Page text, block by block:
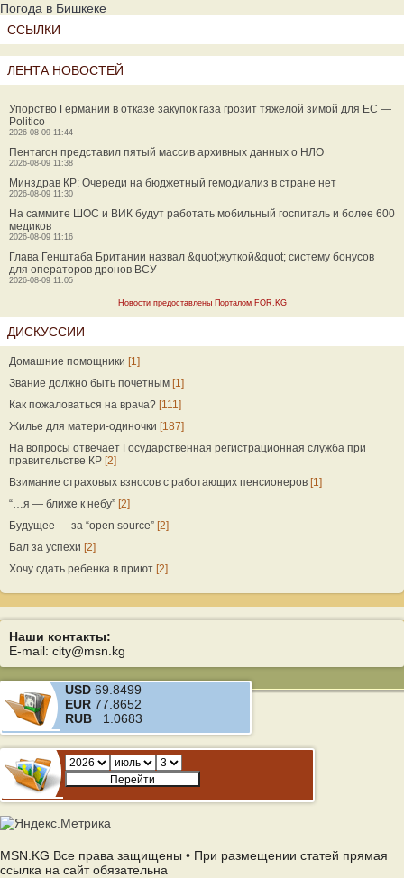
Погода в Бишкеке
ССЫЛКИ
ЛЕНТА НОВОСТЕЙ
Упорство Германии в отказе закупок газа грозит тяжелой зимой для ЕС —
Politico
2026-08-09 11:44
Пентагон представил пятый массив архивных данных о НЛО
2026-08-09 11:38
Минздрав КР: Очереди на бюджетный гемодиализ в стране нет
2026-08-09 11:30
На саммите ШОС и ВИК будут работать мобильный госпиталь и более 600
медиков
2026-08-09 11:16
Глава Генштаба Британии назвал &quot;жуткой&quot; систему бонусов
для операторов дронов ВСУ
2026-08-09 11:05
Новости предоставлены Порталом FOR.KG
ДИСКУССИИ
Домашние помощники [1]
Звание должно быть почетным [1]
Как пожаловаться на врача? [111]
Жилье для матери-одиночки [187]
На вопросы отвечает Государственная регистрационная служба при
правительстве КР [2]
Взимание страховых взносов с работающих пенсионеров [1]
“…я — ближе к небу” [2]
Будущее — за “open source” [2]
Бал за успехи [2]
Хочу сдать ребенка в приют [2]
Наши контакты:
E-mail: city@msn.kg
USD 69.8499
EUR 77.8652
RUB 1.0683
MSN.KG Все права защищены • При размещении статей прямая
ссылка на сайт обязательна